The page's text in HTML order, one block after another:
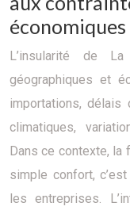
économiques
L’insularité de
géographiques et
importations, délais
climatiques,
Dans ce contexte, la
simple confort,
les entreprises.